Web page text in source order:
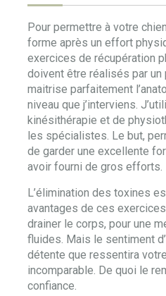
Pour permettre à votre
forme après un effort
exercices de récupération
doivent être réalisés par
maitrise parfaitement
niveau que j’interviens.
kinésithérapie et de
les spécialistes. Le but,
de garder une excellente
avoir fourni de gros efforts.
L’élimination des toxines
avantages de ces
drainer le corps, pour une
fluides. Mais le sentiment
détente que ressentira
incomparable. De quoi le
confiance.